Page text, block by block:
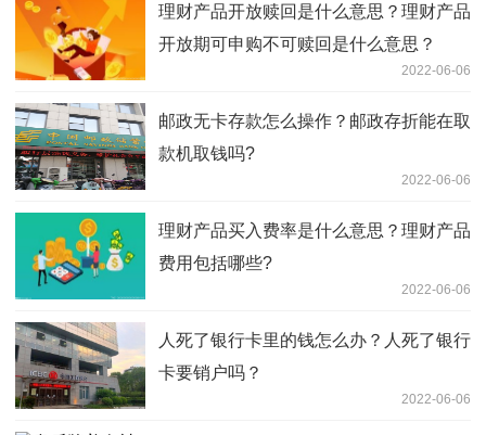
理财产品开放赎回是什么意思？理财产品
开放期可申购不可赎回是什么意思？
2022-06-06
邮政无卡存款怎么操作？邮政存折能在取
款机取钱吗?
2022-06-06
理财产品买入费率是什么意思？理财产品
费用包括哪些?
2022-06-06
人死了银行卡里的钱怎么办？人死了银行
卡要销户吗？
2022-06-06